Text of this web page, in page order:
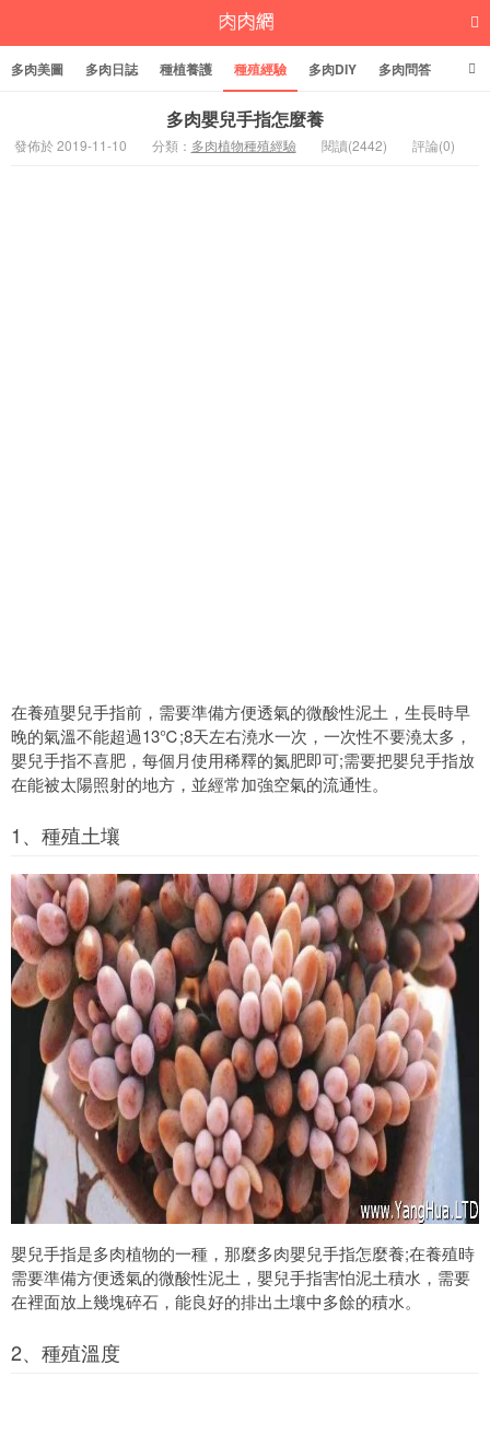
多肉美圖 多肉日誌 種植養護 種殖經驗 多肉DIY 多肉問答
多肉嬰兒手指怎麼養
發佈於 2019-11-10 分類： 多肉植物種殖經驗 閱讀(2442) 評論(0)
在養殖嬰兒手指前，需要準備方便透氣的微酸性泥土，生長時早
晚的氣溫不能超過13℃;8天左右澆水一次，一次性不要澆太多，
嬰兒手指不喜肥，每個月使用稀釋的氮肥即可;需要把嬰兒手指放
在能被太陽照射的地方，並經常加強空氣的流通性。
1、種殖土壤
嬰兒手指是多肉植物的一種，那麼多肉嬰兒手指怎麼養;在養殖時
需要準備方便透氣的微酸性泥土，嬰兒手指害怕泥土積水，需要
在裡面放上幾塊碎石，能良好的排出土壤中多餘的積水。
2、種殖溫度